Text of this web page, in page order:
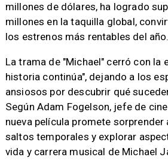
millones de dólares, ha logrado
millones en la taquilla global,
los estrenos más rentables del año.
La trama de "Michael" cerró con la
historia continúa", dejando a los
ansiosos por descubrir qué
Según Adam Fogelson, jefe de
nueva película promete
saltos temporales y explorar
vida y carrera musical de Michael